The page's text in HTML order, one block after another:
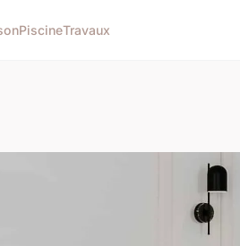
PiscineTravaux